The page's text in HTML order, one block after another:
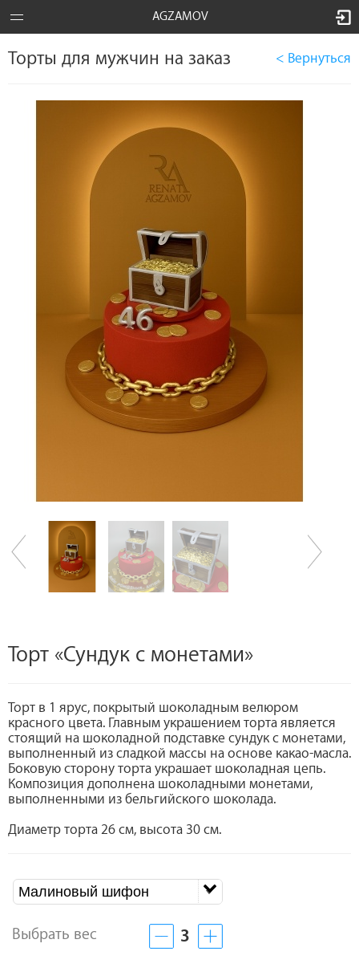
AGZAMOV
Торты для мужчин на заказ < Вернуться
Торт «Сундук с монетами»
Торт в 1 ярус, покрытый шоколадным велюром
красного цвета. Главным украшением торта является
стоящий на шоколадной подставке сундук с монетами,
выполненный из сладкой массы на основе какао-масла.
Боковую сторону торта украшает шоколадная цепь.
Композиция дополнена шоколадными монетами,
выполненными из бельгийского шоколада.
Диаметр торта 26 см, высота 30 см.
Малиновый шифон
Выбрать вес 3